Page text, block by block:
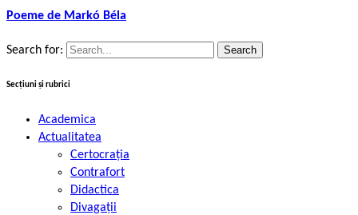
Poeme de Markó Béla
Search for:
Secțiuni și rubrici
Academica
Actualitatea
Certocrația
Contrafort
Didactica
Divagații